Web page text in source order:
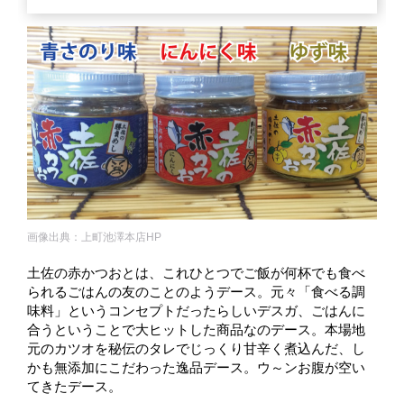
画像出典：上町池澤本店HP
土佐の赤かつおとは、これひとつでご飯が何杯でも食べ
られるごはんの友のことのようデース。元々「食べる調
味料」というコンセプトだったらしいデスガ、ごはんに
合うということで大ヒットした商品なのデース。本場地
元のカツオを秘伝のタレでじっくり甘辛く煮込んだ、し
かも無添加にこだわった逸品デース。ウ～ンお腹が空い
てきたデース。